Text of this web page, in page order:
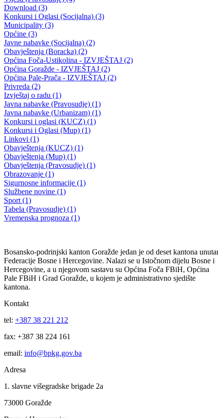
Javni poziv iz Ministarstva za socijalnu politiku, zdravstvo, raseljena
lica i izbjeglice
31.03.2010